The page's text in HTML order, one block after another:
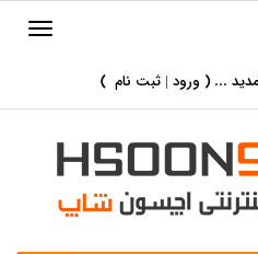
... ( ورود | ثبت نام )